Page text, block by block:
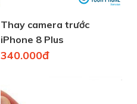
Thay camera trước
iPhone 8 Plus
340.000đ